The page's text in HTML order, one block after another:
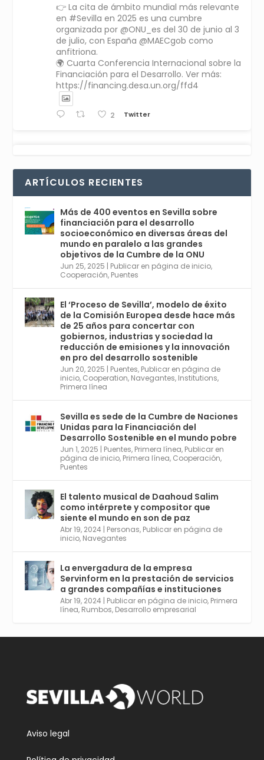
👉 La cita de ámbito mundial más relevante
en #Sevilla en 2025 es una cumbre
organizada por @ONU_es del 30 de junio al 3
de julio, con España @MAECgob como
anfitriona.
🌍 Cuarta Conferencia Internacional sobre la
Financiación para el Desarrollo. Ver más:
https://financing.desa.un.org/ffd4
2 Twitter
r
comienza en Sevilla este lunes 2 con la
Conferencia Internacional sobre Catálisis, y
con el Congreso de Parasitología. Del día 3 al
6, Congreso de Metodología de Ciencias
Sociales y la Salud; y los días 5 y 6 Jornadas
de Economía Industrial.
4
1 2 Twitter
Avata
r
Sevilla World @worldsevilla ·
21 May 2024
Conoce a @mvbim, la empresa sevillana
que ha sido pionera en España en el uso de
la tecnología BIM para digitalizar e
industrializar la arquitectura y la
construcción. Ver su dimensión
internacional en el reportaje de
@juanluispavon1 en @elCorreoWeb :
https://tinyurl.com/yfa2h55p
2 6 Twitter
Avata
Sevilla World @worldsevilla ·
30 Abr 2024
Aprovéchalo si vives en Sevilla capital o
provincia. Curso gratuito en Internet de las
Cosas, Inteligencia Artificial y Smart Cities
plazo acaba el 2 de mayo. Dota de gran
empleabilidad. Ver y enlace a inscripción:
https://tinyurl.com/yu5xhwjr
ARTÍCULOS RECIENTES
Más de 400 eventos en Sevilla sobre
financiación para el desarrollo
socioeconómico en diversas áreas del
mundo en paralelo a las grandes
objetivos de la Cumbre de la ONU
Jun 25, 2025 | Publicar en página de inicio,
Cooperación, Puentes
El ‘Proceso de Sevilla’, modelo de éxito
de la Comisión Europea desde hace más
de 25 años para concertar con
gobiernos, industrias y sociedad la
reducción de emisiones y la innovación
en pro del desarrollo sostenible
Jun 20, 2025 | Puentes, Publicar en página de
inicio, Cooperation, Navegantes, Institutions,
Primera línea
Sevilla es sede de la Cumbre de Naciones
Unidas para la Financiación del
Desarrollo Sostenible en el mundo pobre
Jun 1, 2025 | Puentes, Primera línea, Publicar en
página de inicio, Primera línea, Cooperación,
Puentes
El talento musical de Daahoud Salim
como intérprete y compositor que
siente el mundo en son de paz
Abr 19, 2024 | Personas, Publicar en página de
inicio, Navegantes
La envergadura de la empresa
Servinform en la prestación de servicios
a grandes compañías e instituciones
Abr 19, 2024 | Publicar en página de inicio, Primera
línea, Rumbos, Desarrollo empresarial
Aviso legal